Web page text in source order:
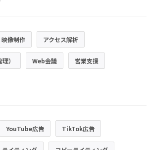
像制作 アクセス解析
） Web会議 営業支援
YouTube広告 TikTok広告